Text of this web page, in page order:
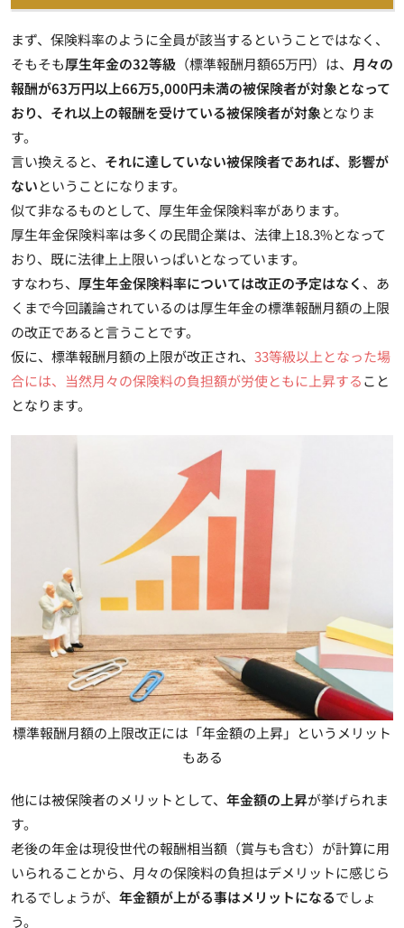
まず、保険料率のように全員が該当するということではなく、
そもそも厚生年金の32等級 （標準報酬月額65万円）は、 月々の
報酬が63万円以上66万5,000円未満の被保険者が対象となって
おり、それ以上の報酬を受けている被保険者が対象となりま
す。
言い換えると、 それに達していない被保険者であれば、影響が
ないということになります。
似て非なるものとして、厚生年金保険料率があります。
厚生年金保険料率は多くの民間企業は、法律上18.3%となって
おり、既に法律上上限いっぱいとなっています。
すなわち、 厚生年金保険料率については改正の予定はなく 、あ
くまで今回議論されているのは厚生年金の標準報酬月額の上限
の改正であると言うことです。
仮に、標準報酬月額の上限が改正され、 33等級以上となった場
合には、当然月々の保険料の負担額が労使ともに上昇すること
となります。
標準報酬月額の上限改正には「年金額の上昇」というメリット
もある
他には被保険者のメリットとして、 年金額の上昇が挙げられま
す。
老後の年金は現役世代の報酬相当額（賞与も含む）が計算に用
いられることから、月々の保険料の負担はデメリットに感じら
れるでしょうが、 年金額が上がる事はメリットになるでしょ
う。